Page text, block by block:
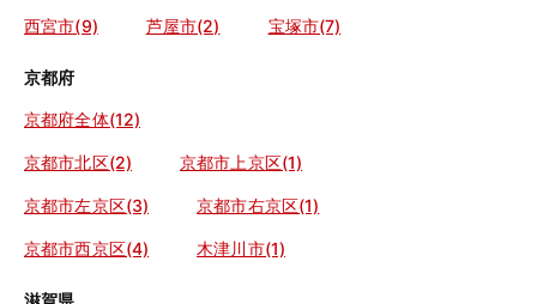
西宮市(9) 芦屋市(2) 宝塚市(7)
京都府
京都府全体(12)
京都市北区(2) 京都市上京区(1)
京都市左京区(3) 京都市右京区(1)
京都市西京区(4) 木津川市(1)
滋賀県